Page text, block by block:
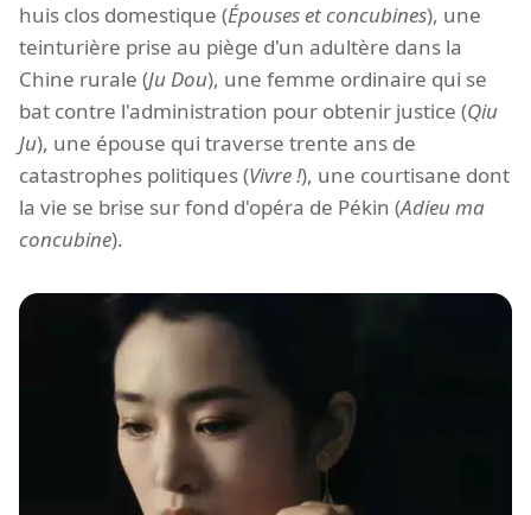
huis clos domestique (Épouses et concubines), une
teinturière prise au piège d'un adultère dans la
Chine rurale (Ju Dou), une femme ordinaire qui se
bat contre l'administration pour obtenir justice (Qiu
Ju), une épouse qui traverse trente ans de
catastrophes politiques (Vivre !), une courtisane dont
la vie se brise sur fond d'opéra de Pékin (Adieu ma
concubine).